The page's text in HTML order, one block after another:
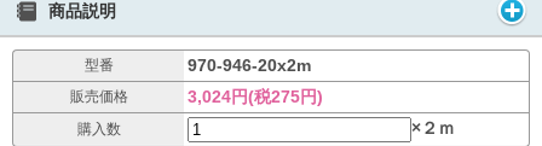
商品説明
型番 970-946-20x2m
販売価格 3,024円(税275円)
購入数 ×２ｍ